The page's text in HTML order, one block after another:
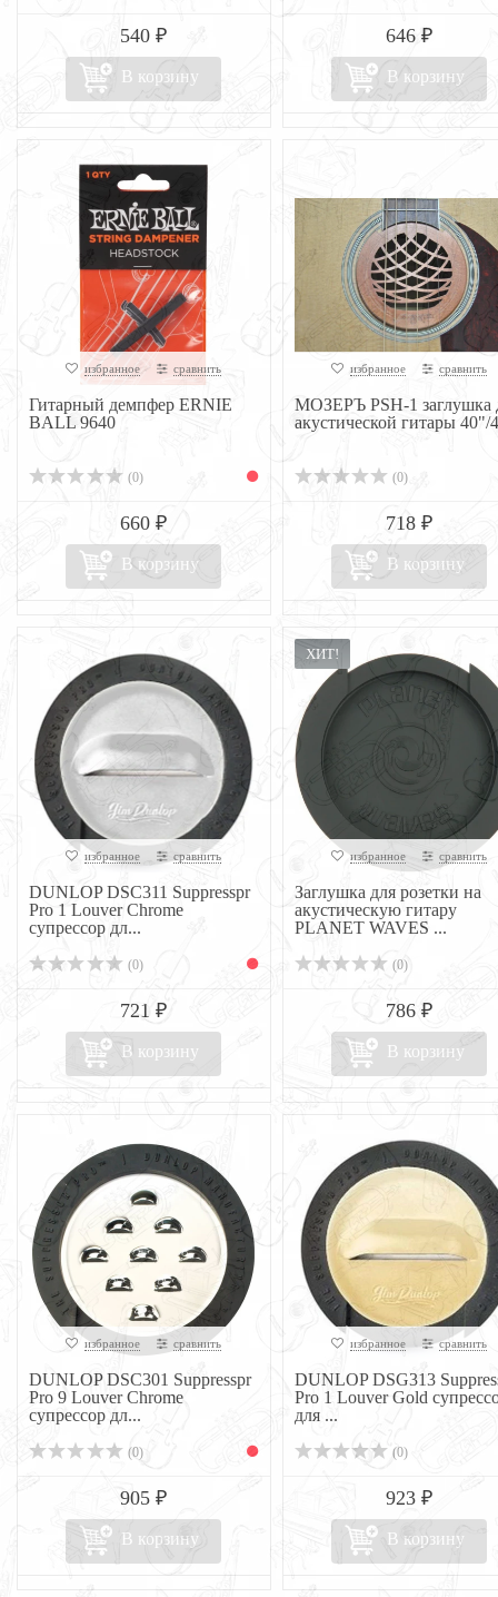
540 ₽
В корзину
646 ₽
В корзину
избранное сравнить
Гитарный демпфер ERNIE
BALL 9640
(0)
660 ₽
В корзину
избранное сравнить
МОЗЕРЪ PSH-1 заглушка
акустической гитары 40"/
(0)
718 ₽
В корзину
избранное сравнить
DUNLOP DSC311 Suppresspr
Pro 1 Louver Chrome
супрессор дл...
(0)
721 ₽
В корзину
ХИТ!
избранное сравнить
Заглушка для розетки на
акустическую гитару
PLANET WAVES ...
(0)
786 ₽
В корзину
избранное сравнить
DUNLOP DSC301 Suppresspr
Pro 9 Louver Chrome
супрессор дл...
(0)
905 ₽
В корзину
избранное сравнить
DUNLOP DSG313
Pro 1 Louver Gold
для ...
(0)
923 ₽
В корзину